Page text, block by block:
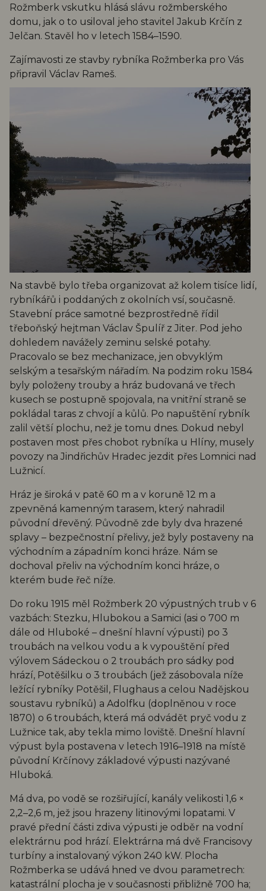
Rožmberk vskutku hlásá slávu rožmberského
domu, jak o to usiloval jeho stavitel Jakub Krčín z
Jelčan. Stavěl ho v letech 1584–1590.
Zajímavosti ze stavby rybníka Rožmberka pro Vás
připravil Václav Rameš.
Na stavbě bylo třeba organizovat až kolem tisíce lidí,
rybníkářů i poddaných z okolních vsí, současně.
Stavební práce samotné bezprostředně řídil
třeboňský hejtman Václav Špulíř z Jiter. Pod jeho
dohledem navážely zeminu selské potahy.
Pracovalo se bez mechanizace, jen obvyklým
selským a tesařským nářadím. Na podzim roku 1584
byly položeny trouby a hráz budovaná ve třech
kusech se postupně spojovala, na vnitřní straně se
pokládal taras z chvojí a kůlů. Po napuštění rybník
zalil větší plochu, než je tomu dnes. Dokud nebyl
postaven most přes chobot rybníka u Hlíny, musely
povozy na Jindřichův Hradec jezdit přes Lomnici nad
Lužnicí.
Hráz je široká v patě 60 m a v koruně 12 m a
zpevněná kamenným tarasem, který nahradil
původní dřevěný. Původně zde byly dva hrazené
splavy – bezpečnostní přelivy, jež byly postaveny na
východním a západním konci hráze. Nám se
dochoval přeliv na východním konci hráze, o
kterém bude řeč níže.
Do roku 1915 měl Rožmberk 20 výpustných trub v 6
vazbách: Stezku, Hlubokou a Samici (asi o 700 m
dále od Hluboké – dnešní hlavní výpusti) po 3
troubách na velkou vodu a k vypouštění před
výlovem Sádeckou o 2 troubách pro sádky pod
hrází, Potěšilku o 3 troubách (jež zásobovala níže
ležící rybníky Potěšil, Flughaus a celou Nadějskou
soustavu rybníků) a Adolfku (doplněnou v roce
1870) o 6 troubách, která má odvádět pryč vodu z
Lužnice tak, aby tekla mimo loviště. Dnešní hlavní
výpust byla postavena v letech 1916–1918 na místě
původní Krčínovy základové výpusti nazývané
Hluboká.
Má dva, po vodě se rozšiřující, kanály velikosti 1,6 ×
2,2–2,6 m, jež jsou hrazeny litinovými lopatami. V
pravé přední části zdiva výpusti je odběr na vodní
elektrárnu pod hrází. Elektrárna má dvě Francisovy
turbíny a instalovaný výkon 240 kW. Plocha
Rožmberka se udává hned ve dvou parametrech:
katastrální plocha je v současnosti přibližně 700 ha;